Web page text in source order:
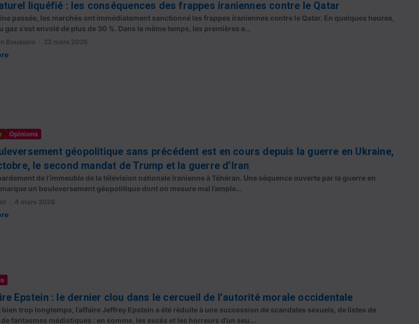
liquéfié : les conséquences des frappes iraniennes contre le Qatar
passée, les marchés ont immédiatement sanctionné les frappes iraniennes contre le Qatar. En quelques heures,
gaz s’est envolé de plus de 30 %. Dans le même temps, les premières e...
Boussois 22 mars 2026
Opinions
géopolitique sans précédent est en cours depuis la guerre en Ukraine,
le second mandat de Trump et la guerre d’Iran
de l’immeuble de la télévision nationale iranienne à Téhéran. Une séquence ouverte par la guerre en
un bouleversement géopolitique dont on mesure mal l’ample...
4 mars 2026
Epstein : le dernier clou dans le cercueil de l’autorité morale occidentale
bien trop longtemps, l’affaire Jeffrey Epstein a été réduite à une succession de scandales sexuels, de listes de
fantasmes médiatiques : en somme, les excès et les horreurs d’un seu...